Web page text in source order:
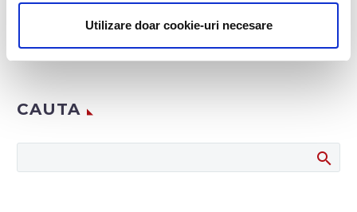
Utilizare doar cookie-uri necesare
CAUTA